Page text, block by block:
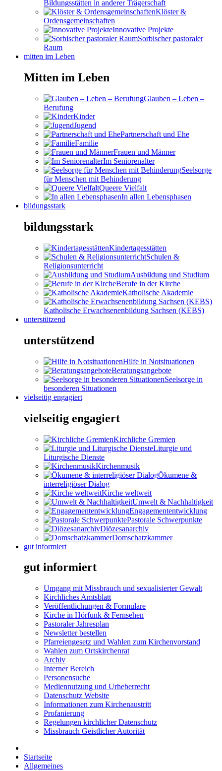
Bildungsstätten in anderer Trägerschaft
Klöster &
Ordensgemeinschaften
Innovative Projekte
Sorbischer pastoraler
Raum
mitten im Leben
Mitten im Leben
Glauben – Leben –
Berufung
Kinder
Jugend
Partnerschaft und Ehe
Familie
Frauen und Männer
Im Seniorenalter
Seelsorge
für Menschen mit Behinderung
Queere Vielfalt
In allen Lebensphasen
bildungsstark
bildungsstark
Kindertagesstätten
Schulen &
Religionsunterricht
Ausbildung und Studium
Berufe in der Kirche
Katholische Akademie
Katholische Erwachsenenbildung Sachsen (KEBS)
unterstützend
unterstützend
Hilfe in Notsituationen
Beratungsangebote
Seelsorge in
besonderen Situationen
vielseitig engagiert
vielseitig engagiert
Kirchliche Gremien
Liturgie und
Liturgische Dienste
Kirchenmusik
Ökumene &
interreligiöser Dialog
Kirche weltweit
Umwelt & Nachhaltigkeit
Engagemententwicklung
Pastorale Schwerpunkte
Diözesanarchiv
Domschatzkammer
gut informiert
gut informiert
Umgang mit Missbrauch und sexualisierter Gewalt
Kirchliches Amtsblatt
Veröffentlichungen & Formulare
Kirche in Hörfunk & Fernsehen
Pastoraler Jahresplan
Newsletter bestellen
Pfarreiengesetz und Wahlen zum Kirchenvorstand
Wahlen zum Ortskirchenrat
Archiv
Interner Bereich
Personensuche
Mediennutzung und Urheberrecht
Datenschutz Website
Informationen zum Kirchenaustritt
Profanierung
Regelungen kirchlicher Datenschutz
Missbrauch Geistlicher Autorität
Startseite
Allgemeines